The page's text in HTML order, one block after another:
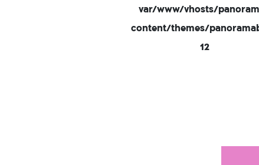
/var/www/vhosts/
content/themes/
12